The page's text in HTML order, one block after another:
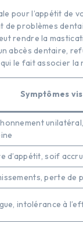
pour l’appétit de
problèmes
rendre la
abcès
le fait associer
Symptômes
d’appétit, soif
perte de
intolérance à